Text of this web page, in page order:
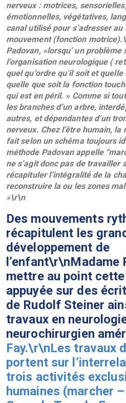
nerveux : motrices,
émotionnelles, végétatives,
canal utilisé pour s’adresser
mouvement (fonction
Padovan, «lorsqu’ un problème
l’organisation neurologique (
quel qu’ordre qu’il soit et
quelle que soit la fonction
qui est en péril. » Comme si
les branches d’un arbre,
autres, et dépendantes d’un
nerveux. Chez l’être humain,
fait selon un schéma toujours
méthode Padovan appelle
ne s’agit donc pas de travailler
récapituler l’intégralité de la
reconstruire la ou les zones
»\r\n
Des mouvements
récapitulent les
développement de
l’enfant\r\nMadame
mettre au point
appuyée sur des
de Rudolf Steiner
travaux en
neurochirurgien
Fay.\r\nLes travaux
portent sur
trois activités
humaines (marcher